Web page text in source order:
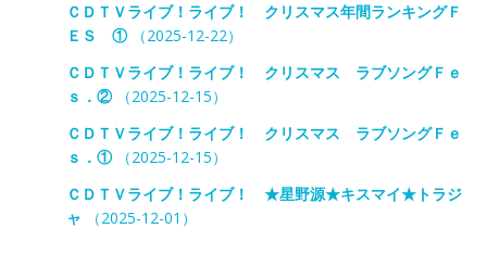
ＣＤＴＶライブ！ライブ！ クリスマス年間ランキングＦ
ＥＳ ①（2025-12-22）
ＣＤＴＶライブ！ライブ！ クリスマス ラブソングＦｅ
ｓ．②（2025-12-15）
ＣＤＴＶライブ！ライブ！ クリスマス ラブソングＦｅ
ｓ．①（2025-12-15）
ＣＤＴＶライブ！ライブ！ ★星野源★キスマイ★トラジ
ャ （2025-12-01）